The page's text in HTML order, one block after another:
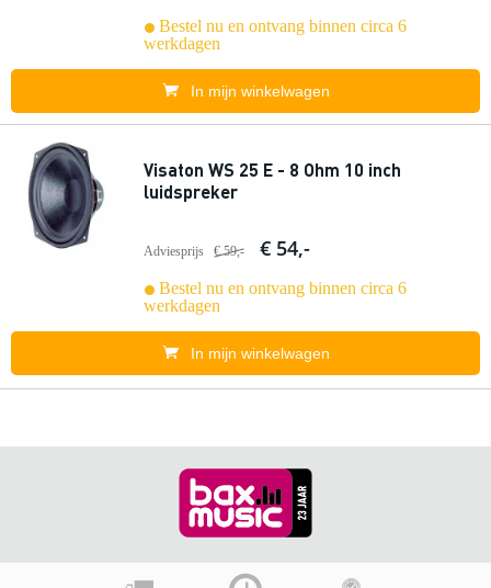
Bestel nu en ontvang binnen circa 6
werkdagen
In mijn winkelwagen
Visaton WS 25 E - 8 Ohm 10 inch
luidspreker
Adviesprijs € 59,- € 54,-
Bestel nu en ontvang binnen circa 6
werkdagen
In mijn winkelwagen